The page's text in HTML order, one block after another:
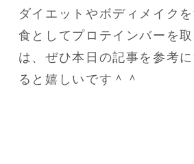
ダイエットやボディメイク
食としてプロテインバーを
は、ぜひ本日の記事を参考
ると嬉しいです＾＾